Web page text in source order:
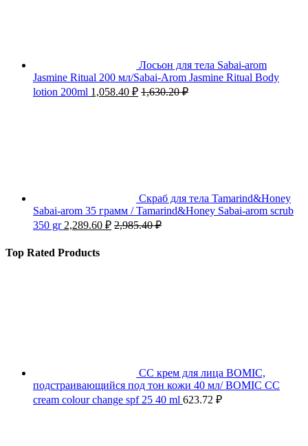
Лосьон для тела Sabai-arom
Jasmine Ritual 200 мл/Sabai-Arom Jasmine Ritual Body
lotion 200ml 1,058.40 ₽ 1,630.20₽
Скраб для тела Tamarind&Honey
Sabai-arom 35 грамм / Tamarind&Honey Sabai-arom scrub
350 gr 2,289.60 ₽ 2,985.40₽
Top Rated Products
СС крем для лица BOMIC,
подстраивающийся под тон кожи 40 мл/ BOMIC CC
cream colour change spf 25 40 ml 623.72 ₽